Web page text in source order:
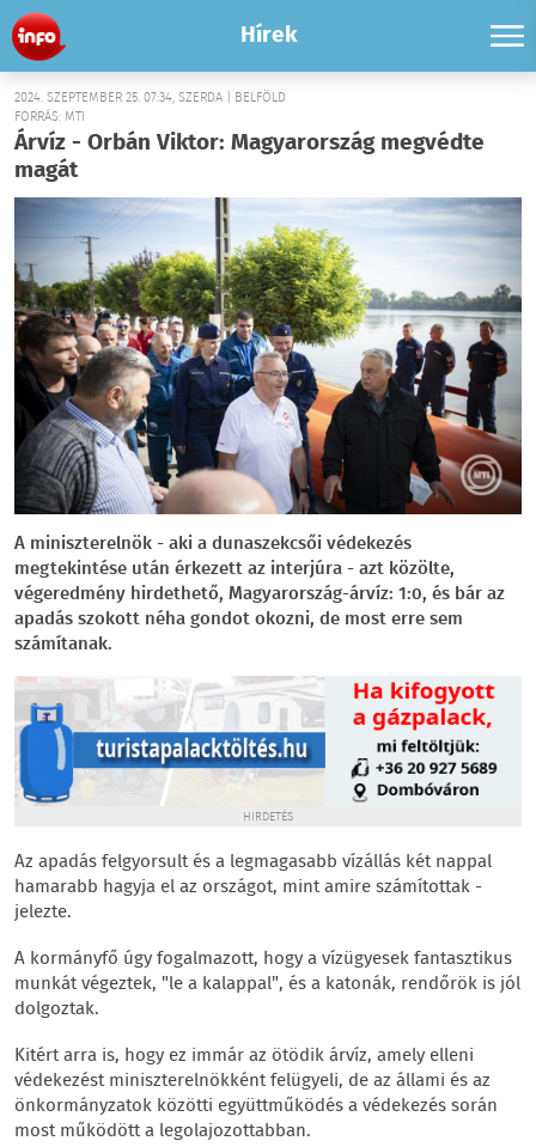
Hírek
2024. SZEPTEMBER 25. 07:34, SZERDA | BELFÖLD
FORRÁS: MTI
Árvíz - Orbán Viktor: Magyarország megvédte
magát
A miniszterelnök - aki a dunaszekcsői védekezés
megtekintése után érkezett az interjúra - azt közölte,
végeredmény hirdethető, Magyarország-árvíz: 1:0, és bár az
apadás szokott néha gondot okozni, de most erre sem
számítanak.
HIRDETÉS
Az apadás felgyorsult és a legmagasabb vízállás két nappal
hamarabb hagyja el az országot, mint amire számítottak -
jelezte.
A kormányfő úgy fogalmazott, hogy a vízügyesek fantasztikus
munkát végeztek, "le a kalappal", és a katonák, rendőrök is jól
dolgoztak.
Kitért arra is, hogy ez immár az ötödik árvíz, amely elleni
védekezést miniszterelnökként felügyeli, de az állami és az
önkormányzatok közötti együttműködés a védekezés során
most működött a legolajozottabban.